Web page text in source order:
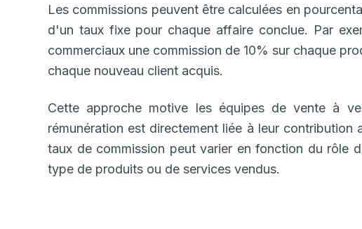
Les commissions peuvent être calculées en
d'un taux fixe pour chaque affaire conclue. Par
commerciaux une commission de 10% sur chaque
chaque nouveau client acquis.
Cette approche motive les équipes de vente à
rémunération est directement liée à leur
taux de commission peut varier en fonction du rôle
type de produits ou de services vendus.